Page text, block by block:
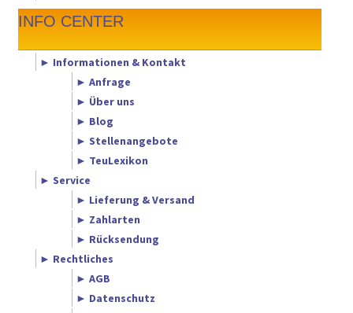
INFO CENTER
► Informationen & Kontakt
► Anfrage
► Über uns
► Blog
► Stellenangebote
► TeuLexikon
► Service
► Lieferung & Versand
► Zahlarten
► Rücksendung
► Rechtliches
► AGB
► Datenschutz